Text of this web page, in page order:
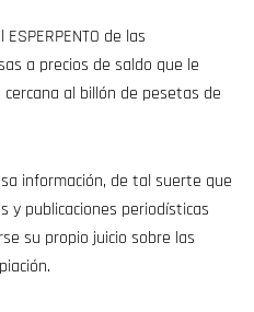
de las
a precios de saldo que le
al billón de pesetas de
información, de tal suerte que
y publicaciones periodísticas
su propio juicio sobre las